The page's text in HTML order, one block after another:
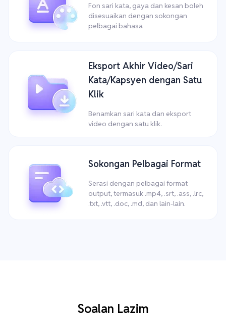
Fon sari kata, gaya dan kesan boleh
disesuaikan dengan sokongan
pelbagai bahasa
Eksport Akhir Video/Sari
Kata/Kapsyen dengan Satu
Klik
Benamkan sari kata dan eksport
video dengan satu klik.
Sokongan Pelbagai Format
Serasi dengan pelbagai format
output, termasuk .mp4, .srt, .ass, .lrc,
.txt, .vtt, .doc, .md, dan lain-lain.
Soalan Lazim